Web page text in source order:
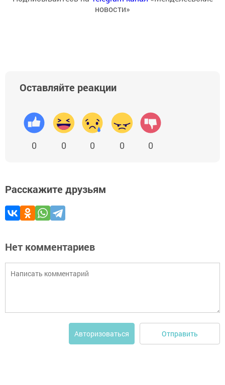
новости»
Оставляйте реакции
0 0 0 0 0
Расскажите друзьям
Нет комментариев
Авторизоваться Отправить